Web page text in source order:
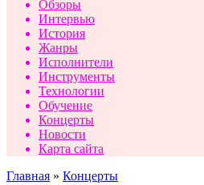
Обзоры
Интервью
История
Жанры
Исполнители
Инструменты
Технологии
Обучение
Концерты
Новости
Карта сайта
Главная » Концерты